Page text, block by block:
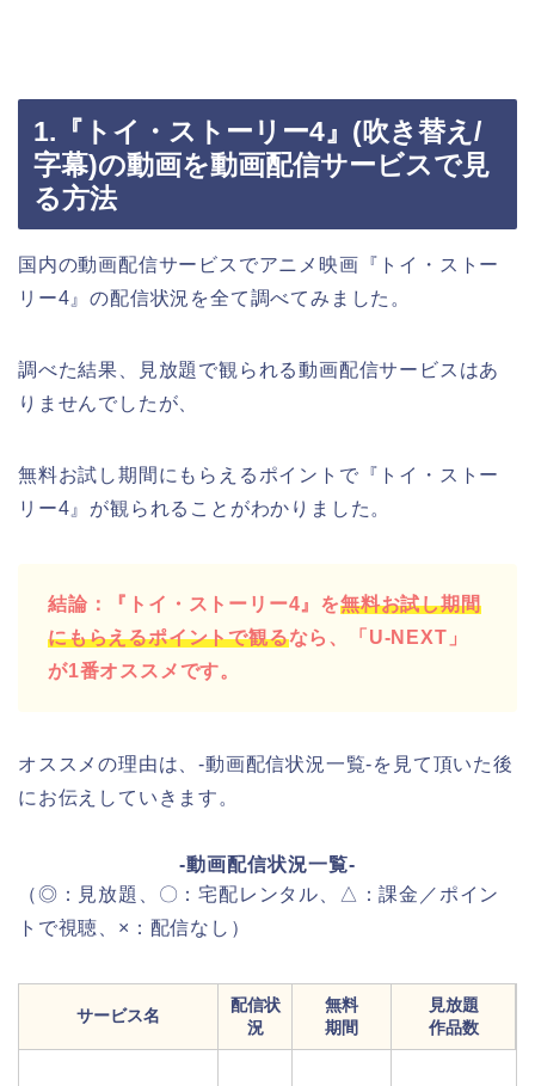
1.『トイ・ストーリー4』(吹き替え/
字幕)の動画を動画配信サービスで見
る方法
国内の動画配信サービスでアニメ映画『トイ・ストー
リー4』の配信状況を全て調べてみました。
調べた結果、見放題で観られる動画配信サービスはあ
りませんでしたが、
無料お試し期間にもらえるポイントで『トイ・ストー
リー4』が観られることがわかりました。
結論：『トイ・ストーリー4』を無料お試し期間
にもらえるポイントで観るなら、「U-NEXT」
が1番オススメです。
オススメの理由は、-動画配信状況一覧-を見て頂いた後
にお伝えしていきます。
-動画配信状況一覧-
（◎：見放題、〇：宅配レンタル、△：課金／ポイン
トで視聴、×：配信なし）
サービス名
配信状
況
無料
期間
見放題
作品数